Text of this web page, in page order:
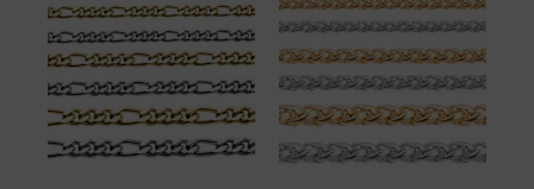
de
precios:
desde
9,83 €
hasta
20,58 €
producto
tiene
múltiples
variantes.
Las
opciones
se
de
precios:
desde
12,31 €
hasta
17,27 €
producto
tiene
múltiples
Las
opciones
se